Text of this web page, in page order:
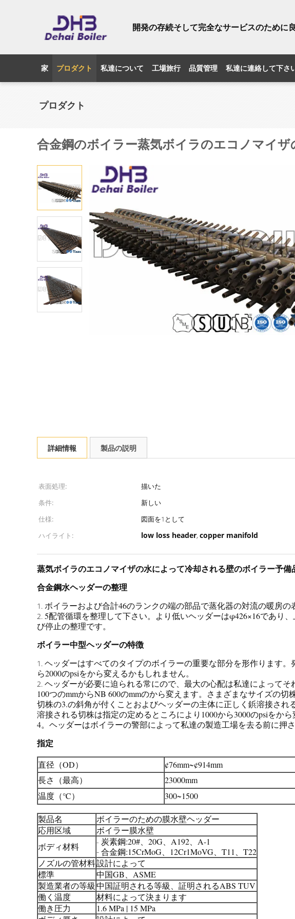
開発の存続そして完全なサービスのために良
家 プロダクト 私達について 工場旅行 品質管理 私達に連絡して下さ
プロダクト
合金鋼のボイラー蒸気ボイラのエコノマイ
詳細情報 製品の説明
表面処理: 描いた
条件:
新しい
仕様:
図面を1として
ハイライト:
low loss header, copper manifold
蒸気ボイラのエコノマイザの水によって冷却される壁のボイラー予
合金鋼水ヘッダーの整理
1. ボイラーおよび合計46のランクの端の部品で蒸化器の対流の暖房
2. 5配管循環を整理して下さい。より低いヘッダーはφ426×16であり
び停止の整理です。
ボイラー中型ヘッダーの特徴
1. ヘッダーはすべてのタイプのボイラーの重要な部分を形作ります
ら2000のpsiをから変えるかもしれません。
2. ヘッダーが必要に迫られる常にので、最大の心配は私達によって
100つのmmからNB 600のmmのから変えます。さまざまなサイズの
切株の3.の斜角が付くことおよびヘッダーの主体に正しく鋲溶接さ
溶接される切株は指定の定めるところにより1000から3000のpsiをか
4。ヘッダーはボイラーの警部によって私達の製造工場を去る前に押
指定
直径（OD）
¢76mm~¢914mm
長さ（最高）
23000mm
温度（℃）
300~1500
製品名
ボイラーのための膜水壁ヘッダー
応用区域
ボイラー膜水壁
ボディ材料
- 炭素鋼:20#、20G、A192、A-1
-合金鋼:15CrMoG、12Cr1MoVG、T11、T22
ノズルの管材料設計によって
標準
中国GB、ASME
製造業者の等級中国証明される等級、証明されるABS TUV
働く温度
材料によって決まります
働き圧力
1.6 MPa | 15 MPa